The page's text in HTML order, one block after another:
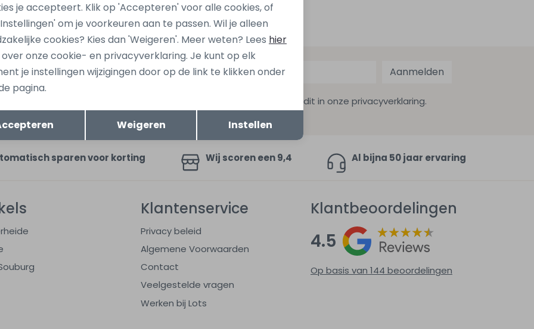
dan ook gelijk €5,-
collectie!
Aanmelden
Hoe we met je data omgaan? Bekijk dit in onze privacyverklaring.
sparen voor korting Wij scoren een 9,4 Al bijna 50 jaar ervaring
Klantenservice
Privacy beleid
Algemene Voorwaarden
Contact
Veelgestelde vragen
Werken bij Lots
Klantbeoordelingen
4.5
Op basis van 144 beoordelingen
Terug Opslaan
je accepteert. Klik op 'Accepteren' voor alle cookies, of
om je voorkeuren aan te passen. Wil je alleen
cookies? Kies dan 'Weigeren'. Meer weten? Lees hier
onze cookie- en privacyverklaring. Je kunt op elk
je instellingen wijzigingen door op de link te klikken onder
pagina.
Weigeren Instellen